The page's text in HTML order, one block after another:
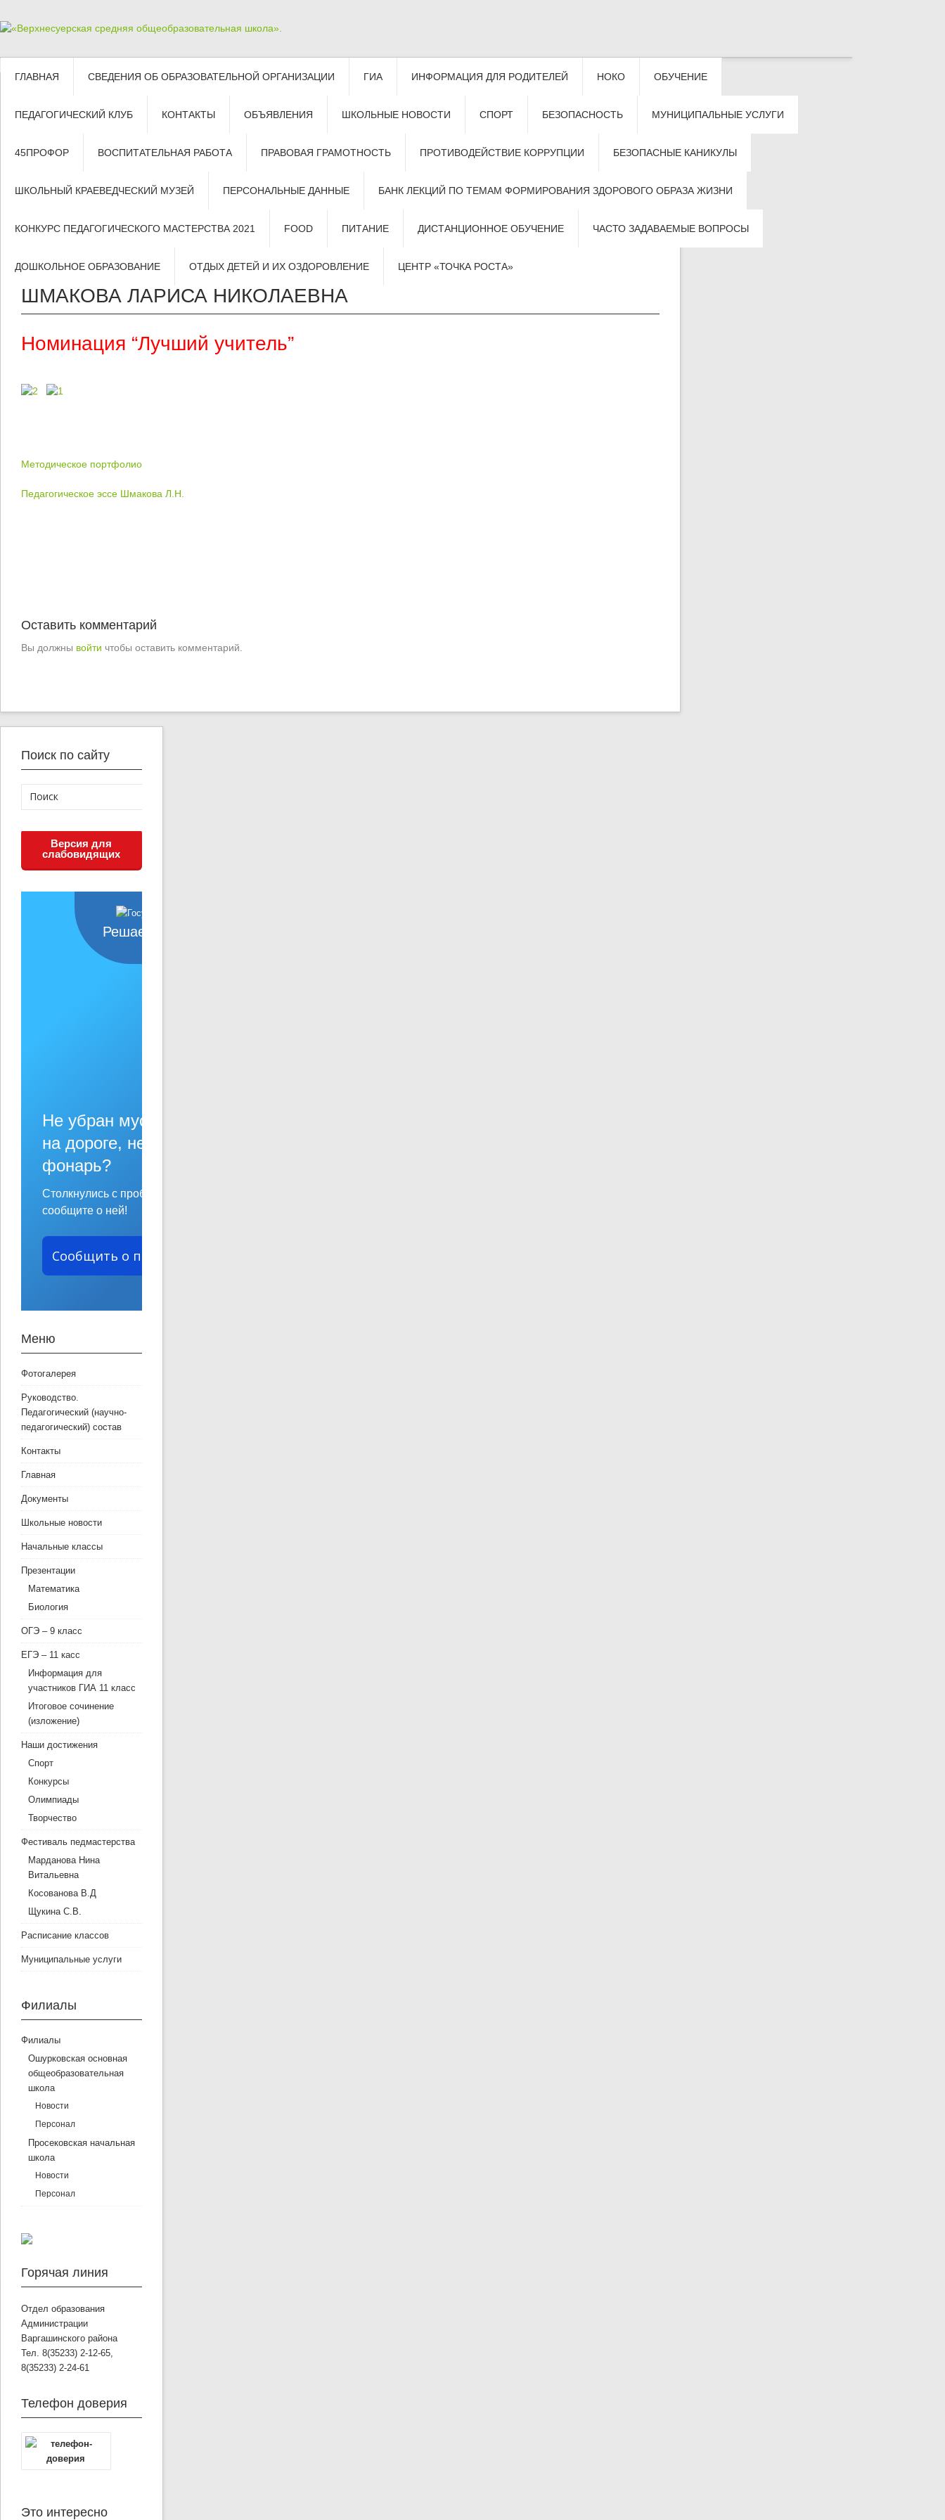
ГЛАВНАЯ СВЕДЕНИЯ ОБ ОБРАЗОВАТЕЛЬНОЙ ОРГАНИЗАЦИИ ГИА ИНФОРМАЦИЯ ДЛЯ РОДИТЕЛЕЙ НОКО ОБУЧЕНИЕ
ПЕДАГОГИЧЕСКИЙ КЛУБ КОНТАКТЫ ОБЪЯВЛЕНИЯ ШКОЛЬНЫЕ НОВОСТИ СПОРТ БЕЗОПАСНОСТЬ МУНИЦИПАЛЬНЫЕ УСЛУГИ
45ПРОФОР ВОСПИТАТЕЛЬНАЯ РАБОТА ПРАВОВАЯ ГРАМОТНОСТЬ ПРОТИВОДЕЙСТВИЕ КОРРУПЦИИ БЕЗОПАСНЫЕ КАНИКУЛЫ
ШКОЛЬНЫЙ КРАЕВЕДЧЕСКИЙ МУЗЕЙ ПЕРСОНАЛЬНЫЕ ДАННЫЕ БАНК ЛЕКЦИЙ ПО ТЕМАМ ФОРМИРОВАНИЯ ЗДОРОВОГО ОБРАЗА ЖИЗНИ
КОНКУРС ПЕДАГОГИЧЕСКОГО МАСТЕРСТВА 2021 FOOD ПИТАНИЕ ДИСТАНЦИОННОЕ ОБУЧЕНИЕ ЧАСТО ЗАДАВАЕМЫЕ ВОПРОСЫ
ДОШКОЛЬНОЕ ОБРАЗОВАНИЕ ОТДЫХ ДЕТЕЙ И ИХ ОЗДОРОВЛЕНИЕ ЦЕНТР «ТОЧКА РОСТА»
ШМАКОВА ЛАРИСА НИКОЛАЕВНА
Номинация “Лучший учитель”
Методическое портфолио
Педагогическое эссе Шмакова Л.Н.
Оставить комментарий
Вы должны войти чтобы оставить комментарий.
Поиск по сайту
Версия для
слабовидящих
Решаем вместе
Не убран мусор, яма
на дороге, не горит
фонарь?
Столкнулись с проблемой —
сообщите о ней!
Сообщить о проблеме
Меню
Фотогалерея
Руководство.
Педагогический (научно-
педагогический) состав
Контакты
Главная
Документы
Школьные новости
Начальные классы
Презентации
Математика
Биология
ОГЭ – 9 класс
ЕГЭ – 11 касс
Информация для
участников ГИА 11 класс
Итоговое сочинение
(изложение)
Наши достижения
Спорт
Конкурсы
Олимпиады
Творчество
Фестиваль педмастерства
Марданова Нина
Витальевна
Косованова В.Д
Щукина С.В.
Расписание классов
Муниципальные услуги
Филиалы
Филиалы
Ошурковская основная
общеобразовательная
школа
Новости
Персонал
Просековская начальная
школа
Новости
Персонал
Горячая линия
Отдел образования
Администрации
Варгашинского района
Тел. 8(35233) 2-12-65,
8(35233) 2-24-61
Телефон доверия
Это интересно